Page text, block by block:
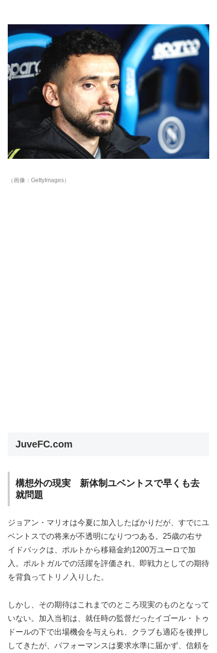
（画像：GettyImages）
JuveFC.com
構想外の現実 新体制ユベントスで早くも去
就問題
ジョアン・マリオは今夏に加入したばかりだが、すでにユ
ベントスでの将来が不透明になりつつある。25歳の右サ
イドバックは、ポルトから移籍金約1200万ユーロで加
入。ポルトガルでの活躍を評価され、即戦力としての期待
を背負ってトリノ入りした。
しかし、その期待はこれまでのところ現実のものとなって
いない。加入当初は、就任時の監督だったイゴール・トゥ
ドールの下で出場機会を与えられ、クラブも適応を後押し
してきたが、パフォーマンスは要求水準に届かず、信頼を